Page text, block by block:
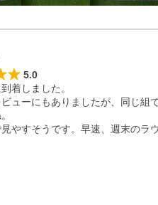
5.0
着しました。
ューにもありましたが、同じ組
やすそうです。早速、週末のラ